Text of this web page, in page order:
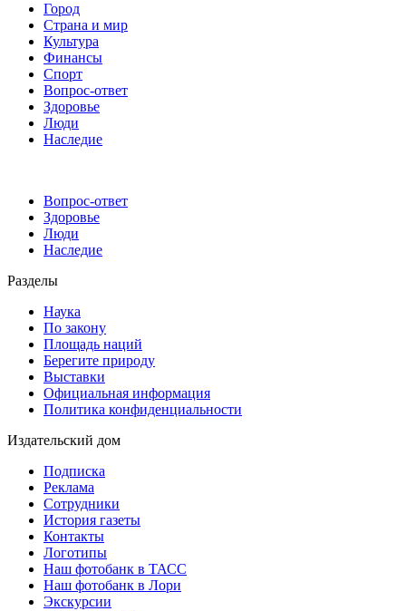
Город
Страна и мир
Культура
Финансы
Спорт
Вопрос-ответ
Здоровье
Люди
Наследие
Вопрос-ответ
Здоровье
Люди
Наследие
Разделы
Наука
По закону
Площадь наций
Берегите природу
Выставки
Официальная информация
Политика конфиденциальности
Издательский дом
Подписка
Реклама
Сотрудники
История газеты
Контакты
Логотипы
Наш фотобанк в ТАСС
Наш фотобанк в Лори
Экскурсии